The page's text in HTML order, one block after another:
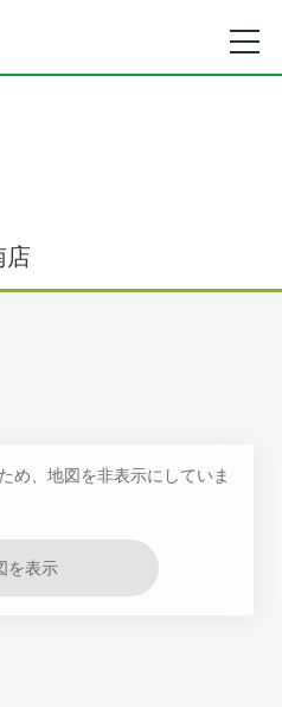
店
め、地図を非表示にしていま
を表示